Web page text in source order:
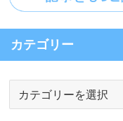
カテゴリー